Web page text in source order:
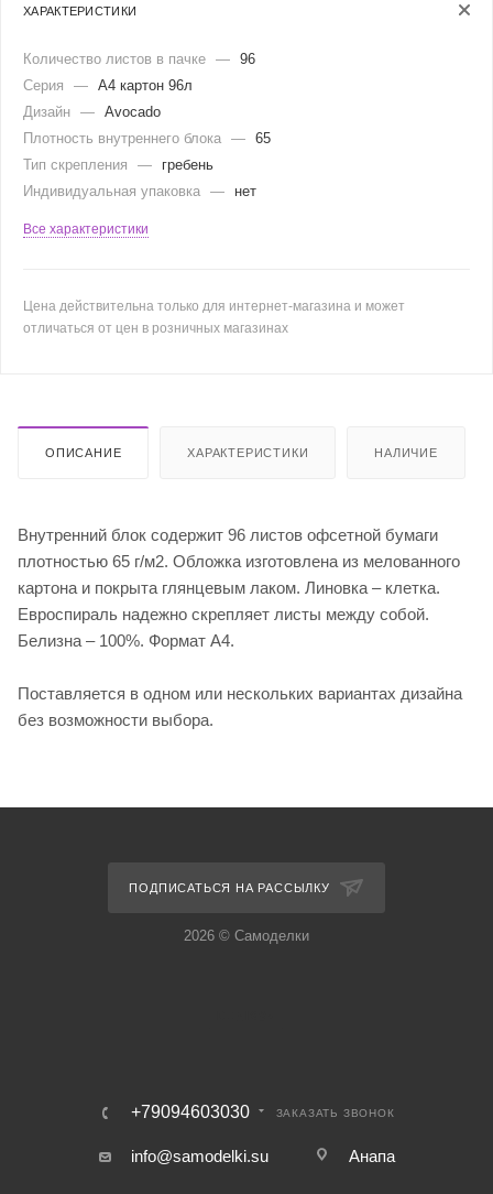
ХАРАКТЕРИСТИКИ
Количество листов в пачке — 96
Серия
— А4 картон 96л
Дизайн — Avocado
Плотность внутреннего блока — 65
Тип скрепления
—
гребень
Индивидуальная упаковка — нет
Все характеристики
Цена действительна только для интернет-магазина и может
отличаться от цен в розничных магазинах
ОПИСАНИЕ ХАРАКТЕРИСТИКИ НАЛИЧИЕ
Внутренний блок содержит 96 листов офсетной бумаги
плотностью 65 г/м2. Обложка изготовлена из мелованного
картона и покрыта глянцевым лаком. Линовка – клетка.
Евроспираль надежно скрепляет листы между собой.
Белизна – 100%. Формат А4.
Поставляется в одном или нескольких вариантах дизайна
без возможности выбора.
ПОДПИСАТЬСЯ НА РАССЫЛКУ
2026 © Самоделки
+79094603030 ЗАКАЗАТЬ ЗВОНОК
info@samodelki.su Анапа